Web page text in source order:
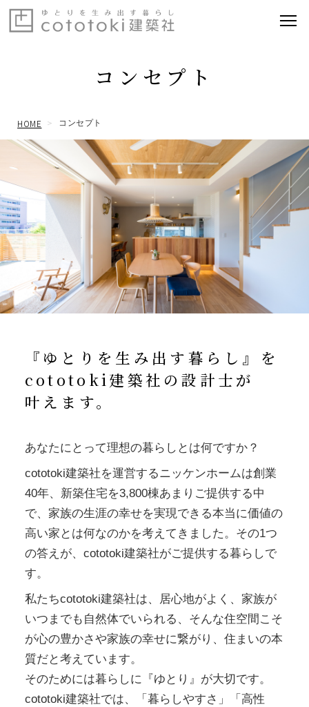
コンセプト
HOME コンセプト
『ゆとりを生み出す暮らし』を
cototoki建築社の設計士が
叶えます。
あなたにとって理想の暮らしとは何ですか？
cototoki建築社を運営するニッケンホームは創業
40年、新築住宅を3,800棟あまりご提供する中
で、家族の生涯の幸せを実現できる本当に価値の
高い家とは何なのかを考えてきました。その1つ
の答えが、cototoki建築社がご提供する暮らしで
す。
私たちcototoki建築社は、居心地がよく、家族が
いつまでも自然体でいられる、そんな住空間こそ
が心の豊かさや家族の幸せに繋がり、住まいの本
質だと考えています。
そのためには暮らしに『ゆとり』が大切です。
cototoki建築社では、「暮らしやすさ」「高性